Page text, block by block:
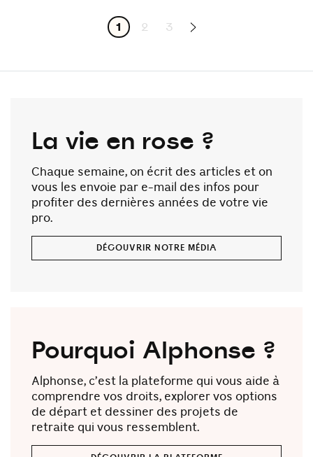
1 2 3
La vie en rose ?
Chaque semaine, on écrit des articles et on
vous les envoie par e-mail des infos pour
profiter des dernières années de votre vie
pro.
DÉCOUVRIR NOTRE MÉDIA
Pourquoi Alphonse ?
Alphonse, c’est la plateforme qui vous aide à
comprendre vos droits, explorer vos options
de départ et dessiner des projets de
retraite qui vous ressemblent.